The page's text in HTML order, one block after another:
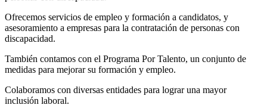
Ofrecemos servicios de empleo y formación a candidatos, y
asesoramiento a empresas para la contratación de personas con
discapacidad.
También contamos con el Programa Por Talento, un conjunto de
medidas para mejorar su formación y empleo.
Colaboramos con diversas entidades para lograr una mayor
inclusión laboral.